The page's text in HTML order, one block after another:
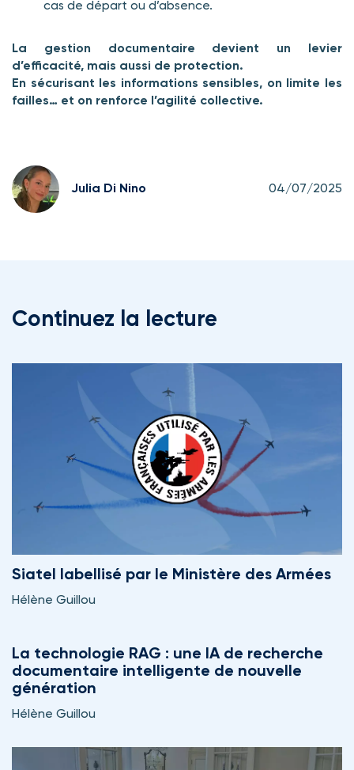
cas de départ ou d’absence.
La gestion documentaire devient un levier
d’efficacité, mais aussi de protection.
En sécurisant les informations sensibles, on limite les
failles… et on renforce l’agilité collective.
Julia Di Nino 04/07/2025
Continuez la lecture
Siatel labellisé par le Ministère des Armées
Hélène Guillou
La technologie RAG : une IA de recherche
documentaire intelligente de nouvelle
génération
Hélène Guillou